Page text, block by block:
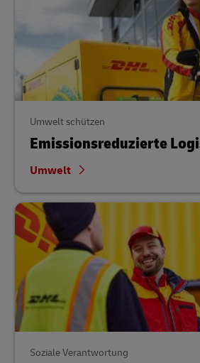
Umwelt schützen
Emissionsreduzierte
Umwelt
Soziale Verantwortung